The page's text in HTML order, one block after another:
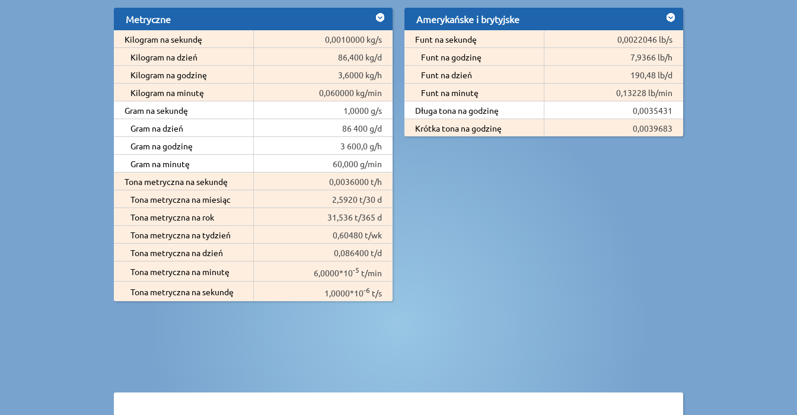
Metryczne
Kilogram na sekundę
0,0010000 kg/s
Kilogram na dzień
86,400 kg/d
Kilogram na godzinę
3,6000 kg/h
Kilogram na minutę
0,060000 kg/min
Gram na sekundę
1,0000 g/s
Gram na dzień
86 400 g/d
Gram na godzinę
3 600,0 g/h
Gram na minutę
60,000 g/min
Tona metryczna na sekundę
0,0036000 t/h
Tona metryczna na miesiąc
2,5920 t/30 d
Tona metryczna na rok
31,536 t/365 d
Tona metryczna na tydzień
0,60480 t/wk
Tona metryczna na dzień
0,086400 t/d
Tona metryczna na minutę
6,0000*10-5 t/min
Tona metryczna na sekundę
1,0000*10-6 t/s
Amerykańske i brytyjske
Funt na sekundę
0,0022046 lb/s
Funt na godzinę
7,9366 lb/h
Funt na dzień
190,48 lb/d
Funt na minutę
0,13228 lb/min
Długa tona na godzinę
0,0035431
Krótka tona na godzinę
0,0039683